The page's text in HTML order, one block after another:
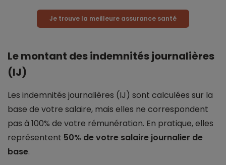
Je trouve la meilleure assurance santé
Le montant des indemnités journalières
(IJ)
Les indemnités journalières (IJ) sont calculées sur la
base de votre salaire, mais elles ne correspondent
pas à 100% de votre rémunération. En pratique, elles
représentent 50% de votre salaire journalier de
base.